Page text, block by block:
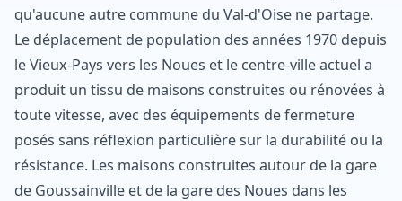
qu'aucune autre commune du Val-d'Oise ne partage.
Le déplacement de population des années 1970 depuis
le Vieux-Pays vers les Noues et le centre-ville actuel a
produit un tissu de maisons construites ou rénovées à
toute vitesse, avec des équipements de fermeture
posés sans réflexion particulière sur la durabilité ou la
résistance. Les maisons construites autour de la gare
de Goussainville et de la gare des Noues dans les